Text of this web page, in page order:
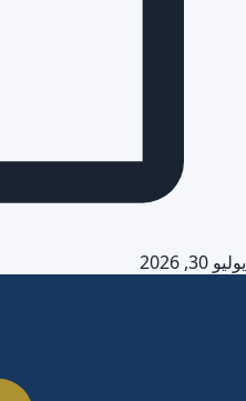
يوليو 30, 2026